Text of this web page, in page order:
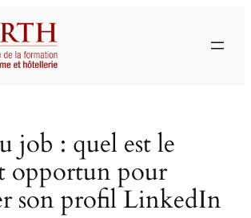
job : quel est le
opportun pour
son profil LinkedIn